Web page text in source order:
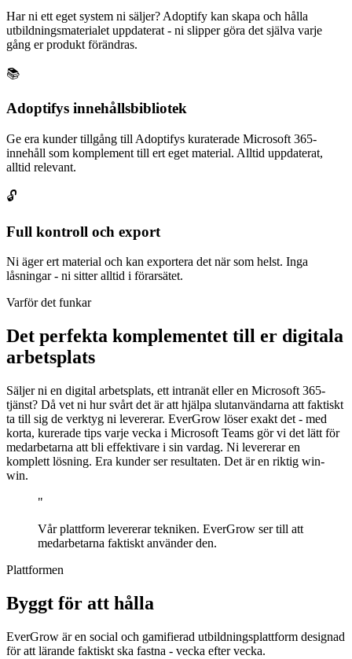
Har ni ett eget system ni säljer? Adoptify kan skapa och hålla
utbildningsmaterialet uppdaterat - ni slipper göra det själva varje
gång er produkt förändras.
📚
Adoptifys innehållsbibliotek
Ge era kunder tillgång till Adoptifys kuraterade Microsoft 365-
innehåll som komplement till ert eget material. Alltid uppdaterat,
alltid relevant.
🔓
Full kontroll och export
Ni äger ert material och kan exportera det när som helst. Inga
låsningar - ni sitter alltid i förarsätet.
Varför det funkar
Det perfekta komplementet till er digitala
arbetsplats
Säljer ni en digital arbetsplats, ett intranät eller en Microsoft 365-
tjänst? Då vet ni hur svårt det är att hjälpa slutanvändarna att faktiskt
ta till sig de verktyg ni levererar. EverGrow löser exakt det - med
korta, kurerade tips varje vecka i Microsoft Teams gör vi det lätt för
medarbetarna att bli effektivare i sin vardag. Ni levererar en
komplett lösning. Era kunder ser resultaten. Det är en riktig win-
win.
"
Vår plattform levererar tekniken. EverGrow ser till att
medarbetarna faktiskt använder den.
Plattformen
Byggt för att hålla
EverGrow är en social och gamifierad utbildningsplattform designad
för att lärande faktiskt ska fastna - vecka efter vecka.